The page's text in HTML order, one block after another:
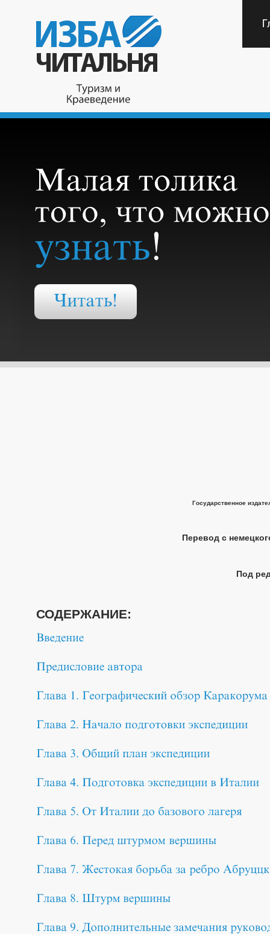
Государственное
Перевод с
Под
СОДЕРЖАНИЕ: